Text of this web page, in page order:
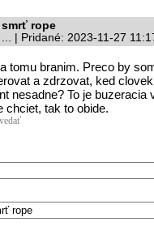
smrť rope
| Pridané: 2023-11-27
tomu branim. Preco by
a zdrzovat, ked
nesadne? To je
chciet, tak to obide.